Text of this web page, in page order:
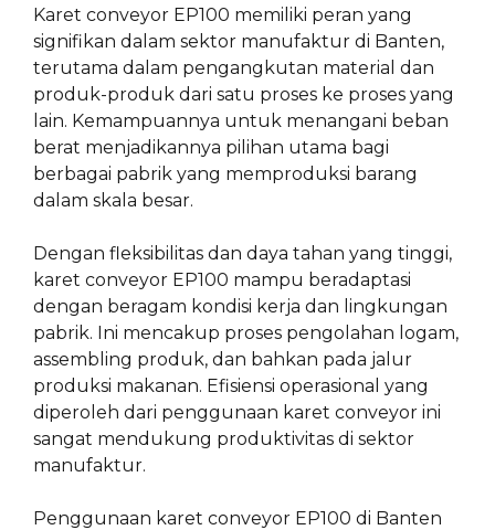
Karet conveyor EP100 memiliki peran yang
signifikan dalam sektor manufaktur di Banten,
terutama dalam pengangkutan material dan
produk-produk dari satu proses ke proses yang
lain. Kemampuannya untuk menangani beban
berat menjadikannya pilihan utama bagi
berbagai pabrik yang memproduksi barang
dalam skala besar.
Dengan fleksibilitas dan daya tahan yang tinggi,
karet conveyor EP100 mampu beradaptasi
dengan beragam kondisi kerja dan lingkungan
pabrik. Ini mencakup proses pengolahan logam,
assembling produk, dan bahkan pada jalur
produksi makanan. Efisiensi operasional yang
diperoleh dari penggunaan karet conveyor ini
sangat mendukung produktivitas di sektor
manufaktur.
Penggunaan karet conveyor EP100 di Banten